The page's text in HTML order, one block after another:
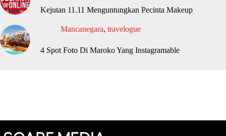
Kejutan 11.11 Menguntungkan Pecinta Makeup
Mancanegara, travelogue
4 Spot Foto Di Maroko Yang Instagramable